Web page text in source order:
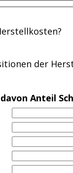
der
davon Anteil